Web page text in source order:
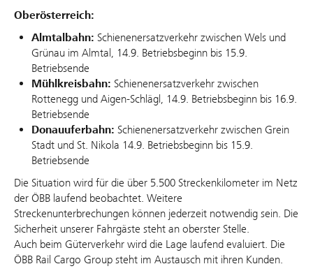
Oberösterreich:
Almtalbahn: Schienenersatzverkehr zwischen Wels und
Grünau im Almtal, 14.9. Betriebsbeginn bis 15.9.
Betriebsende
Mühlkreisbahn: Schienenersatzverkehr zwischen
Rottenegg und Aigen-Schlägl, 14.9. Betriebsbeginn bis 16.9.
Betriebsende
Donauuferbahn: Schienenersatzverkehr zwischen Grein
Stadt und St. Nikola 14.9. Betriebsbeginn bis 15.9.
Betriebsende
Die Situation wird für die über 5.500 Streckenkilometer im Netz
der ÖBB laufend beobachtet. Weitere
Streckenunterbrechungen können jederzeit notwendig sein. Die
Sicherheit unserer Fahrgäste steht an oberster Stelle.
Auch beim Güterverkehr wird die Lage laufend evaluiert. Die
ÖBB Rail Cargo Group steht im Austausch mit ihren Kunden.